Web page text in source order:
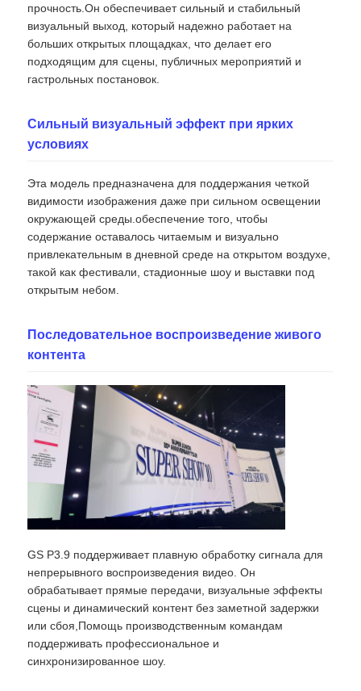
VR Шоу
О нас
Экскурсия по фабрике
Свяжитесь с нами
Новости
Светодиодный видеостенный дисплей
Светодиодный экран дисплея
Экран СИД концерта
Аренда экрана с светодиодными экранами
Светодиодная видеостена COB
прочность.Он обеспечивает сильный и стабильный
визуальный выход, который надежно работает на
больших открытых площадках, что делает его
подходящим для сцены, публичных мероприятий и
гастрольных постановок.
Сильный визуальный эффект при ярких
условиях
Эта модель предназначена для поддержания четкой
видимости изображения даже при сильном освещении
окружающей среды.обеспечение того, чтобы
содержание оставалось читаемым и визуально
привлекательным в дневной среде на открытом воздухе,
такой как фестивали, стадионные шоу и выставки под
открытым небом.
Последовательное воспроизведение живого
контента
GS P3.9 поддерживает плавную обработку сигнала для
непрерывного воспроизведения видео. Он
обрабатывает прямые передачи, визуальные эффекты
сцены и динамический контент без заметной задержки
или сбоя,Помощь производственным командам
поддерживать профессиональное и
синхронизированное шоу.